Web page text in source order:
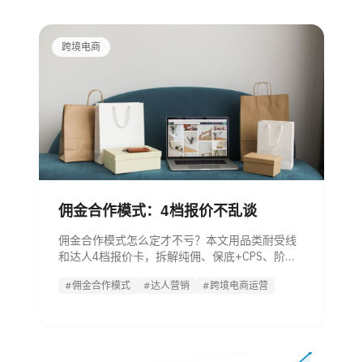
跨境电商
佣金合作模式：4档报价不乱谈
佣金合作模式怎么定才不亏？本文用品类耐受线
和达人4档报价卡，拆解纯佣、保底+CPS、阶梯
#佣金合作模式 #达人营销 #跨境电商运营